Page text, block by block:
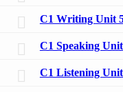
C1 Writing Unit
C1 Speaking
C1 Listening